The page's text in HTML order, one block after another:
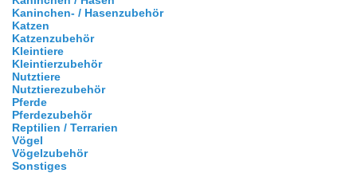
Kaninchen- / Hasenzubehör
Katzen
Katzenzubehör
Kleintiere
Kleintierzubehör
Nutztiere
Nutztierezubehör
Pferde
Pferdezubehör
Reptilien / Terrarien
Vögel
Vögelzubehör
Sonstiges